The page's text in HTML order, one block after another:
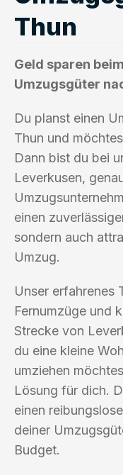
Thun
Geld sparen
Umzugsgüter
Du planst einen
Thun und
Dann bist du bei
Leverkusen,
einen
sondern auch
Umzug.
Unser erfahrenes
Fernumzüge und
Strecke von
du eine kleine
umziehen
Lösung für dich.
einen
deiner
Budget.